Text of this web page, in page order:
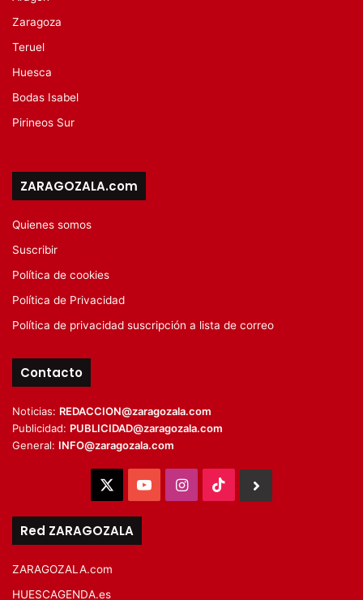
Zaragoza
Teruel
Huesca
Bodas Isabel
Pirineos Sur
ZARAGOZALA.com
Quienes somos
Suscribir
Política de cookies
Política de Privacidad
Política de privacidad suscripción a lista de correo
Contacto
Noticias: REDACCION@zaragozala.com
Publicidad: PUBLICIDAD@zaragozala.com
General: INFO@zaragozala.com
YouTubeInstagram
TikTok
Red ZARAGOZALA
ZARAGOZALA.com
HUESCAGENDA.es